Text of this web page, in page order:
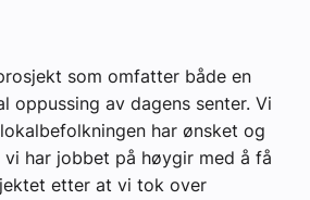
som omfatter både en
oppussing av dagens senter. Vi
har ønsket og
har jobbet på høygir med å få
etter at vi tok over